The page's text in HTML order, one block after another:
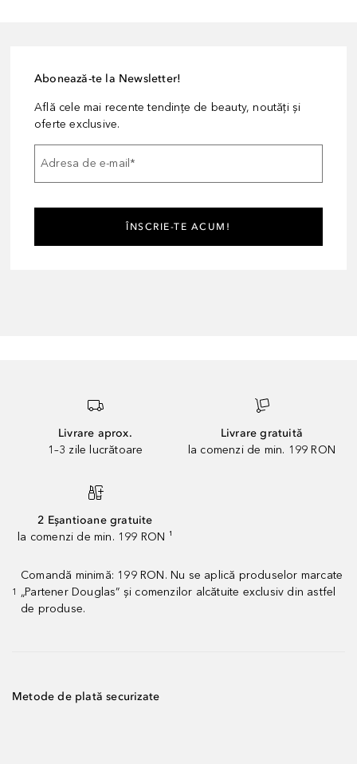
Abonează-te la Newsletter!
Află cele mai recente tendințe de beauty, noutăți și
oferte exclusive.
Adresa de e-mail*
ÎNSCRIE-TE ACUM!
Livrare aprox.
1–3 zile lucrătoare
Livrare gratuită
la comenzi de min. 199 RON
2 Eșantioane gratuite
la comenzi de min. 199 RON ¹
1
Comandă minimă: 199 RON. Nu se aplică produselor marcate
„Partener Douglas” și comenzilor alcătuite exclusiv din astfel
de produse.
Metode de plată securizate